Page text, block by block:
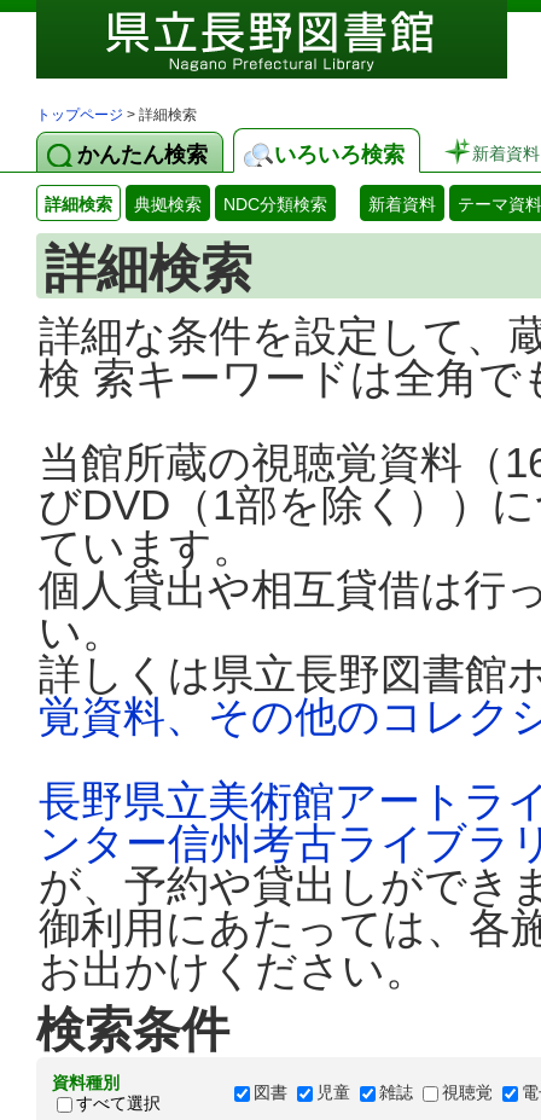
トップページ > 詳細検索
かんたん検索 いろいろ検索 新着資料
詳細検索 典拠検索 NDC分類検索 新着資料 テーマ資料
詳細検索
詳細な条件を設定して、
検 索キーワードは全角
当館所蔵の視聴覚資料（
びDVD（1部を除く））
ています。
個人貸出や相互貸借は行
い。
詳しくは県立長野図書館
覚資料、その他のコレク
長野県立美術館アートラ
ンター信州考古ライブラ
が、予約や貸出しができ
御利用にあたっては、各
お出かけください。
検索条件
資料種別
すべて選択
図書 児童 雑誌 視聴覚